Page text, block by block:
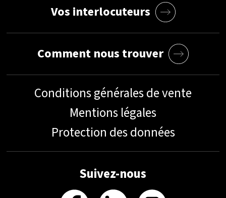
Conditions générales de vente
Mentions légales
Protection des données
Suivez-nous
Vos interlocuteurs
Comment nous trouver